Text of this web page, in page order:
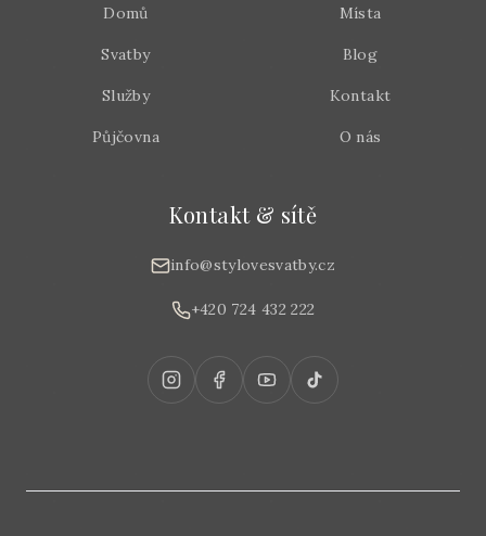
Domů
Svatby
Služby
Půjčovna
Místa
Blog
Kontakt
O nás
Kontakt & sítě
info@stylovesvatby.cz
+420 724 432 222